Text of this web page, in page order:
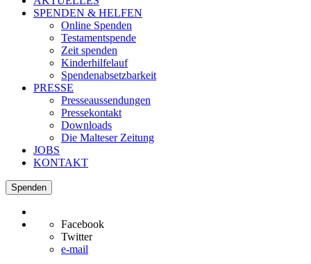
SPENDEN & HELFEN
Online Spenden
Testamentspende
Zeit spenden
Kinderhilfelauf
Spendenabsetzbarkeit
PRESSE
Presseaussendungen
Pressekontakt
Downloads
Die Malteser Zeitung
JOBS
KONTAKT
Spenden
Facebook
Twitter
e-mail